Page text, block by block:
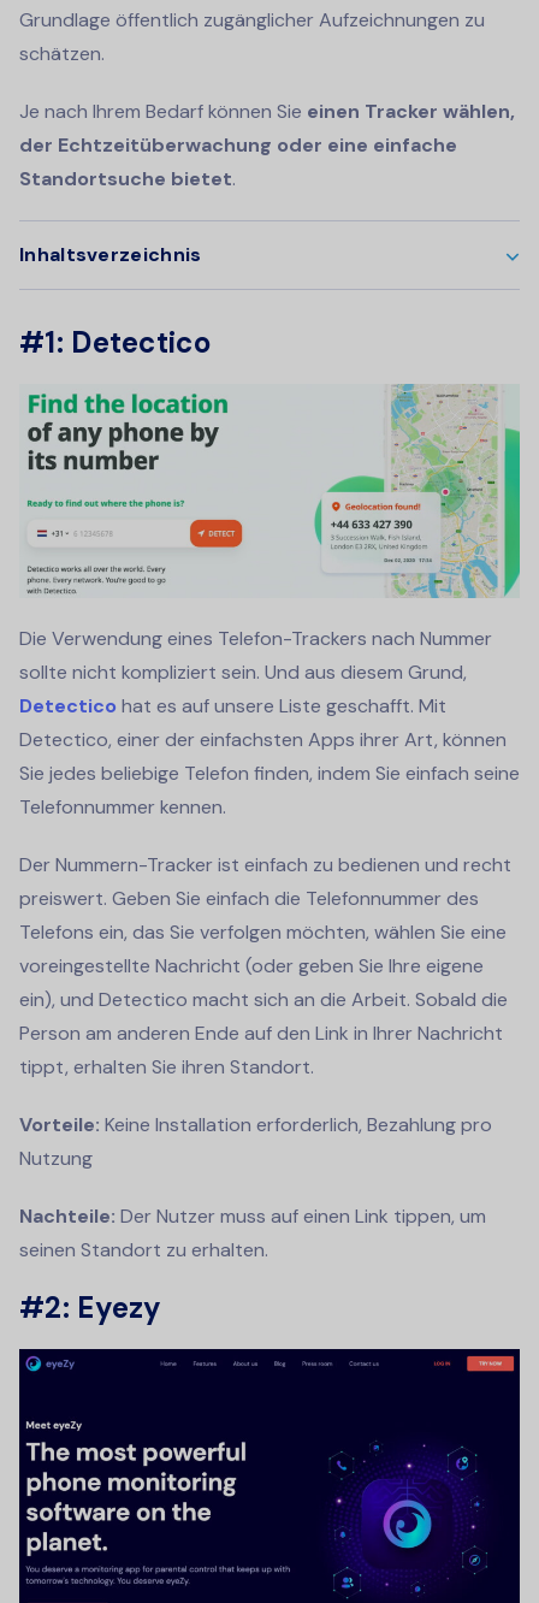
Grundlage öffentlich zugänglicher Aufzeichnungen zu
schätzen.
Je nach Ihrem Bedarf können Sie einen Tracker wählen,
der Echtzeitüberwachung oder eine einfache
Standortsuche bietet.
Inhaltsverzeichnis
#1: Detectico
Die Verwendung eines Telefon-Trackers nach Nummer
sollte nicht kompliziert sein. Und aus diesem Grund,
Detectico hat es auf unsere Liste geschafft. Mit
Detectico, einer der einfachsten Apps ihrer Art, können
Sie jedes beliebige Telefon finden, indem Sie einfach seine
Telefonnummer kennen.
Der Nummern-Tracker ist einfach zu bedienen und recht
preiswert. Geben Sie einfach die Telefonnummer des
Telefons ein, das Sie verfolgen möchten, wählen Sie eine
voreingestellte Nachricht (oder geben Sie Ihre eigene
ein), und Detectico macht sich an die Arbeit. Sobald die
Person am anderen Ende auf den Link in Ihrer Nachricht
tippt, erhalten Sie ihren Standort.
Vorteile: Keine Installation erforderlich, Bezahlung pro
Nutzung
Nachteile: Der Nutzer muss auf einen Link tippen, um
seinen Standort zu erhalten.
#2: Eyezy